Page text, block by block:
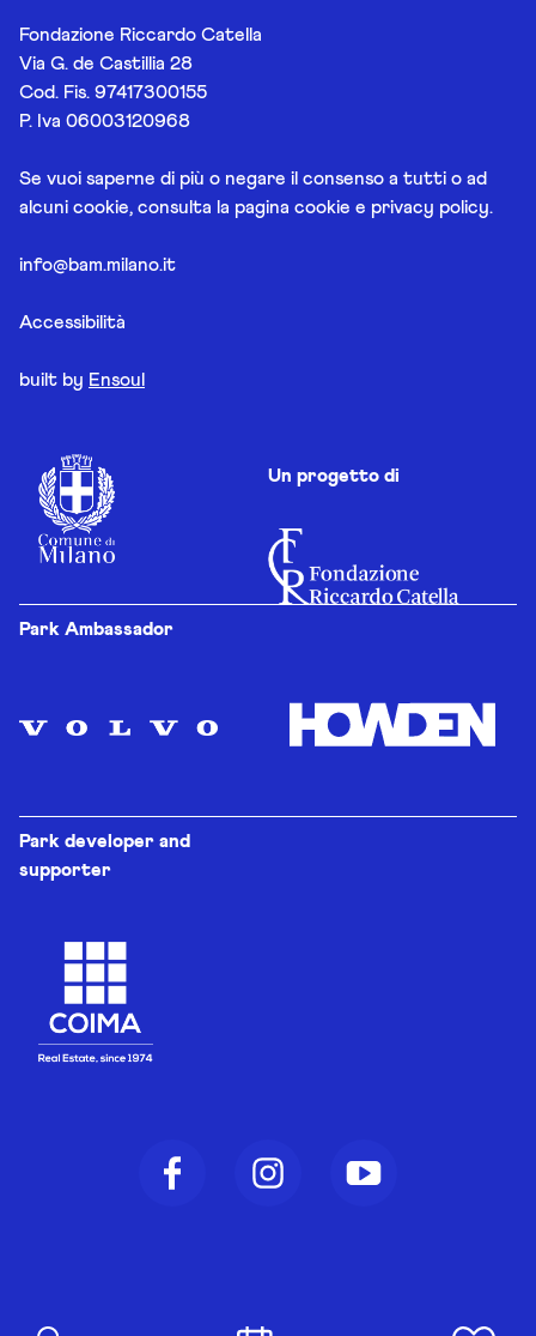
Fondazione Riccardo Catella
Via G. de Castillia 28
Cod. Fis. 97417300155
P. Iva 06003120968
Se vuoi saperne di più o negare il consenso a tutti o ad
alcuni cookie, consulta la pagina cookie e privacy policy.
info@bam.milano.it
Accessibilità
built by Ensoul
Un progetto di
Park Ambassador
Park developer and
supporter